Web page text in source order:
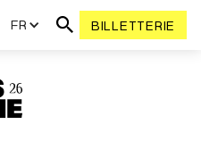
FR BILLETTERIE